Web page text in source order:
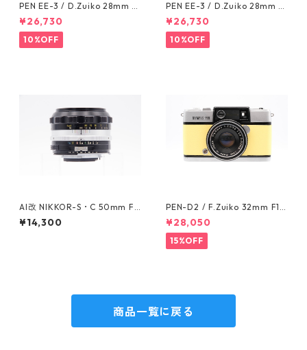
PEN EE-3 / D.Zuiko 28mm F
3.5 (5210885) OLYMPUS オリ
ンパス
¥26,730
10%OFF
PEN EE-3 / D.Zuiko 28mm F
3.5 (6018889) OLYMPUS オリ
ンパス
¥26,730
10%OFF
AI改 NIKKOR-S・C 50mm F1.
4 Fマウント Nikon ニコン
¥14,300
PEN-D2 / F.Zuiko 32mm F1.9
(138348) OLYMPUS オリンパ
ス
¥28,050
15%OFF
商品一覧に戻る